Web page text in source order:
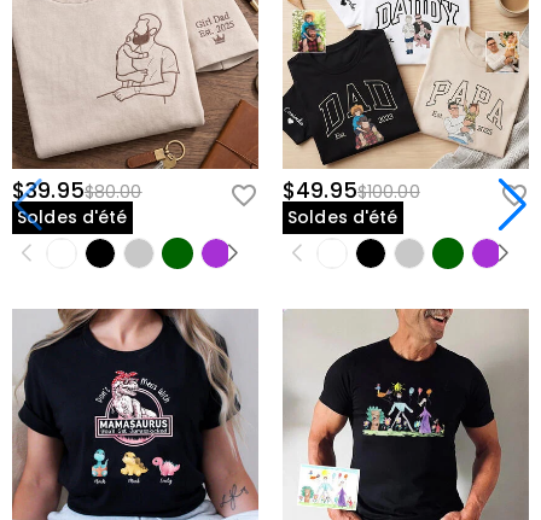
$39.95$80.00
Soldes d'été
$49.95$100.00
Soldes d'été